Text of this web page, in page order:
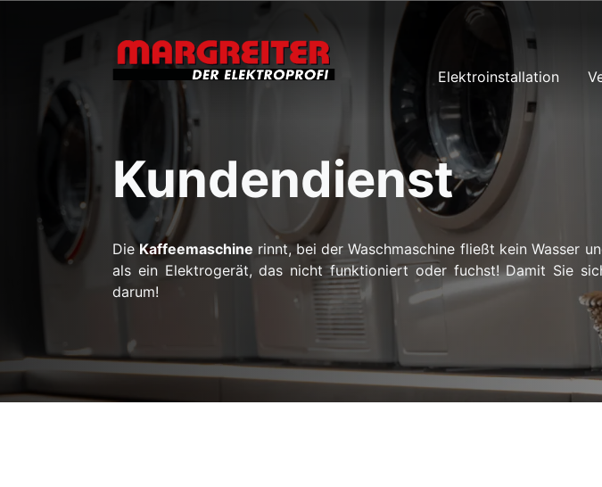
Elektroinstallation
Kundendienst
DieKaffeemaschine rinnt, bei der Waschmaschine fließt kein Wasser
als ein Elektrogerät, das nicht funktioniert oder fuchst! Damit Sie
darum!